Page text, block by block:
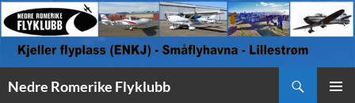
Nedre Romerike Flyklubb